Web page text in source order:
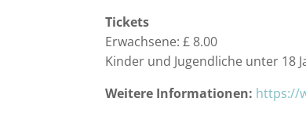
Tickets
Erwachsene: £ 8.00
Kinder und Jugendliche unter 18
Weitere Informationen: https://